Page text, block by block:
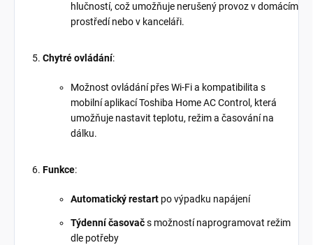
hlučností, což umožňuje nerušený provoz v domácím
prostředí nebo v kanceláři.
Chytré ovládání:
Možnost ovládání přes Wi-Fi a kompatibilita s
mobilní aplikací Toshiba Home AC Control, která
umožňuje nastavit teplotu, režim a časování na
dálku.
Funkce:
Automatický restart po výpadku napájení
Týdenní časovačs možností naprogramovat režim
dle potřeby